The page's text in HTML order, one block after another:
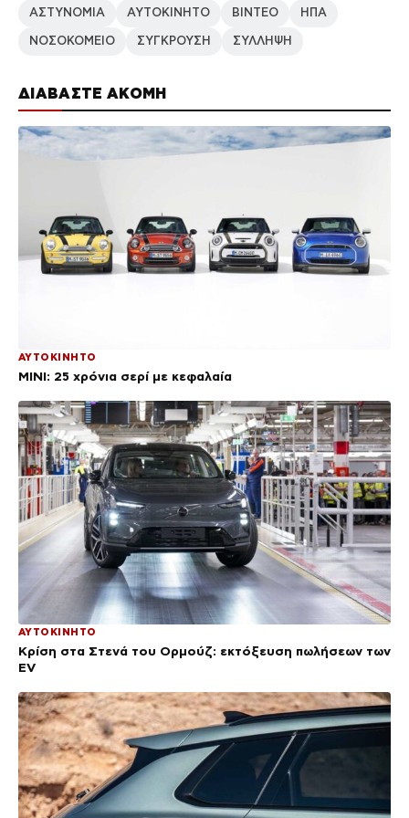
ΔΙΑΒΑΣΤΕ ΑΚΟΜΗ
ΑΥΤΟΚΙΝΗΤΟ
MINI: 25 χρόνια σερί με κεφαλαία
ΑΥΤΟΚΙΝΗΤΟ
Κρίση στα Στενά του Ορμούζ: εκτόξευση πωλήσεων των
EV
ΑΣΤΥΝΟΜΙΑ ΑΥΤΟΚΙΝΗΤΟ ΒΙΝΤΕΟ ΗΠΑ
ΝΟΣΟΚΟΜΕΙΟ ΣΥΓΚΡΟΥΣΗ ΣΥΛΛΗΨΗ